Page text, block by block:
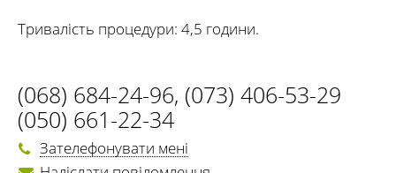
Тривалість процедури: 4,5 години.
(068) 684-24-96, (073) 406-53-29
(050) 661-22-34
Зателефонувати мені